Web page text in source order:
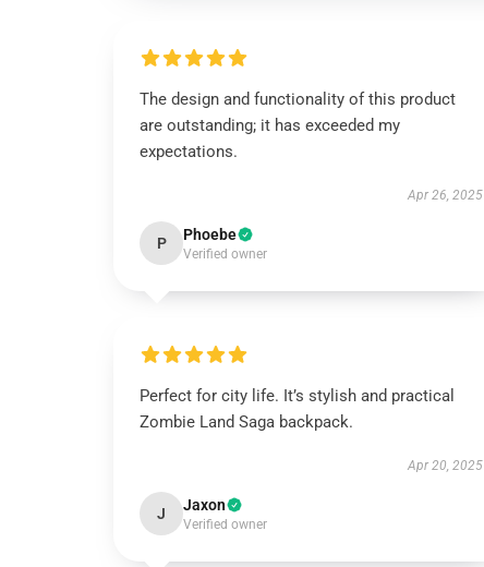
The design and functionality of this product
are outstanding; it has exceeded my
expectations.
Apr 26, 2025
P Phoebe
Verified owner
Perfect for city life. It’s stylish and practical
Zombie Land Saga backpack.
Apr 20, 2025
J Jaxon
Verified owner